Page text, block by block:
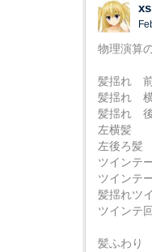
物理演算
髪揺れ
髪揺れ
髪揺れ
左横髪
左後ろ
ツインテ
ツインテ
髪揺れツ
ツインテ
髪ふわ